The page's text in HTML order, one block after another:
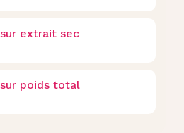
extrait sec
poids total